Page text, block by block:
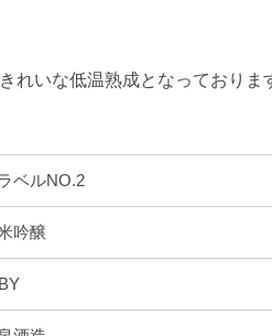
れいな低温熟成となっておりま
ベルNO.2
吟醸